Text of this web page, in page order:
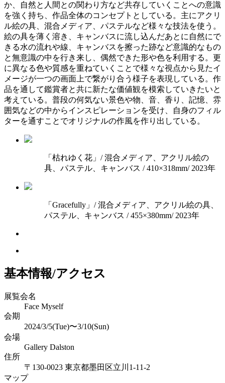
か、自然と人間との関わり方など共存していくことへの意識
を強く持ち、作品全体のコンセプトとしている。主にアクリ
ル絵の具、混合メディア、パステルなど様々な技法を使う。
絵の具を薄く溶き、キャンバスに流し込んだあとに自然にで
きる水の流れや線、キャンバスを擦った跡など意識的なもの
と無意識の中を行き来し、偶然できた形や色を利用する。更
に異なる色や質感を重ねていくことで様々な視点から見たイ
メージが一つの画面上で繋がり合う様子を表現している。作
品を通して鑑賞者と共に新たな価値観を模索していきたいと
考えている。普段の何気ない景色や物、音、香り、記憶、雰
囲気などの中からインスピレーションを受け、自身のフィル
ターを通すことでオリジナルの作風を作り出している。
「枯れゆく花」/ 混合メディア、アクリル絵の
具、パステル、キャンバス / 410×318mm/ 2023年
「Gracefully」/ 混合メディア、アクリル絵の具、
パステル、キャンバス / 455×380mm/ 2023年
基本情報/アクセス
展覧会名
Face Myself
会期
2024/3/5(Tue)〜3/10(Sun)
会場
Gallery Dalston
住所
〒130-0023 東京都墨田区立川1-11-2
マップ